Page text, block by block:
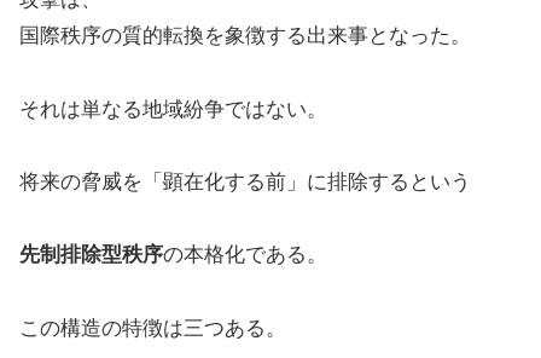
国際秩序の質的転換を象徴する出来事となった。
それは単なる地域紛争ではない。
将来の脅威を「顕在化する前」に排除するという
先制排除型秩序の本格化である。
この構造の特徴は三つある。